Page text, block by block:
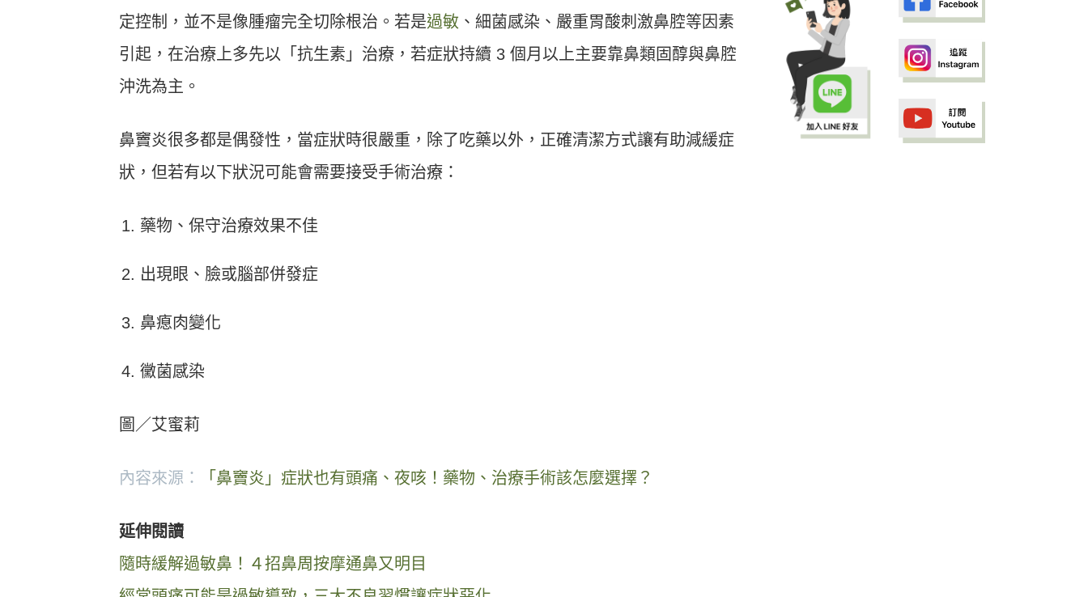
定控制，並不是像腫瘤完全切除根治。若是過敏 、細菌感染、嚴重胃酸刺激鼻腔等因素
引起，在治療上多先以「抗生素」治療，若症狀持續 3 個月以上主要靠鼻類固醇與鼻腔
沖洗為主。
鼻竇炎很多都是偶發性，當症狀時很嚴重，除了吃藥以外，正確清潔方式讓有助減緩症
狀，但若有以下狀況可能會需要接受手術治療：
藥物、保守治療效果不佳
出現眼、臉或腦部併發症
鼻瘜肉變化
黴菌感染
圖／艾蜜莉
內容來源： 「鼻竇炎」症狀也有頭痛、夜咳！藥物、治療手術該怎麼選擇？
延伸閱讀
隨時緩解過敏鼻！４招鼻周按摩通鼻又明目